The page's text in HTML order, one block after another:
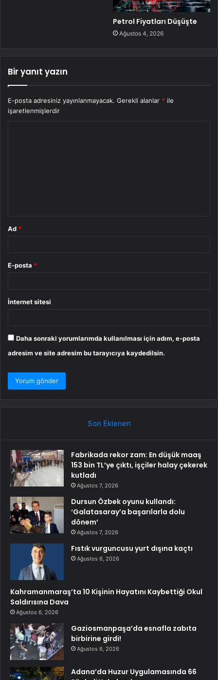
Petrol Fiyatları Düşüşte
Ağustos 4, 2026
Bir yanıt yazın
E-posta adresiniz yayınlanmayacak. Gerekli alanlar * ile
işaretlenmişlerdir
Ad *
E-posta *
İnternet sitesi
Daha sonraki yorumlarımda kullanılması için adım, e-posta
adresim ve site adresim bu tarayıcıya kaydedilsin.
Son Eklenen
Fabrikada rekor zam: En düşük maaş
153 bin TL’ye çıktı, işçiler halay çekerek
kutladı
Ağustos 7, 2026
Dursun Özbek oyunu kullandı:
‘Galatasaray’a başarılarla dolu
dönem’
Ağustos 7, 2026
Fıstık vurguncusu yurt dışına kaçtı
Ağustos 6, 2026
Kahramanmaraş’ta 10 Kişinin Hayatını Kaybettiği Okul
Saldırısına Dava
Ağustos 6, 2026
Gaziosmanpaşa’da esnafla zabıta
birbirine girdi!
Ağustos 6, 2026
Adana’da Huzur Uygulamasında 66